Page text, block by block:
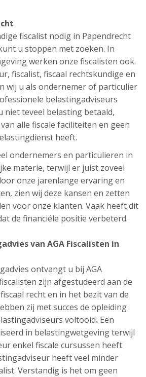
fiscalist nodig in Papendrecht
u stoppen met zoeken. In
werken onze fiscalisten ook.
fiscalist, fiscaal rechtskundige en
wij u als ondernemer of particulier
belastingadviseurs
niet teveel belasting betaald,
alle fiscale faciliteiten en geen
heeft.
ondernemers en particulieren in
materie, terwijl er juist zoveel
onze jarenlange ervaring en
zien wij deze kansen en zetten
voor onze klanten. Vaak heeft dit
de financiële positie verbeterd.
van AGA Fiscalisten in
ontvangt u bij AGA
zijn afgestudeerd aan de
recht en in het bezit van de
zij met succes de opleiding
voltooid. Een
in belastingwetgeving terwijl
enkel fiscale cursussen heeft
heeft veel minder
Verstandig is het om geen